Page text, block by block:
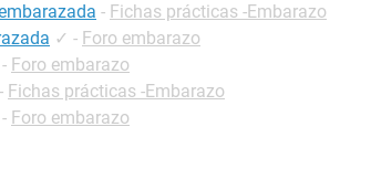
- Fichas prácticas -Embarazo
✓ - Foro embarazo
- Foro embarazo
- Fichas prácticas -Embarazo
- Foro embarazo